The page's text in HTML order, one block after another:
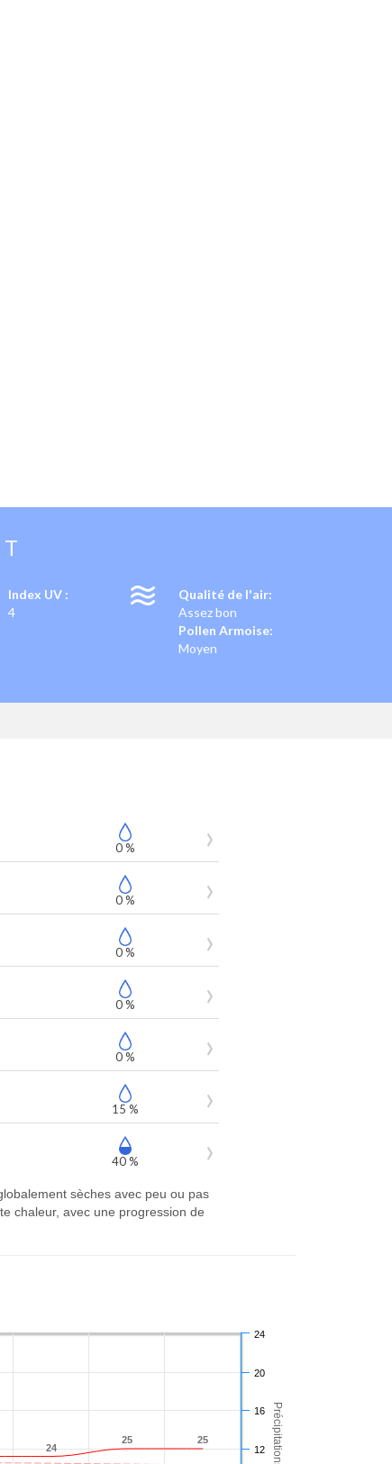
Index UV :
4
Qualité de l'air:
Assez bon
Pollen Armoise:
Moyen
0 %
0 %
0 %
0 %
0 %
15 %
40 %
sèches avec peu ou pas
chaleur, avec une progression de
24
24
25
25 25
25
12
16
20
24